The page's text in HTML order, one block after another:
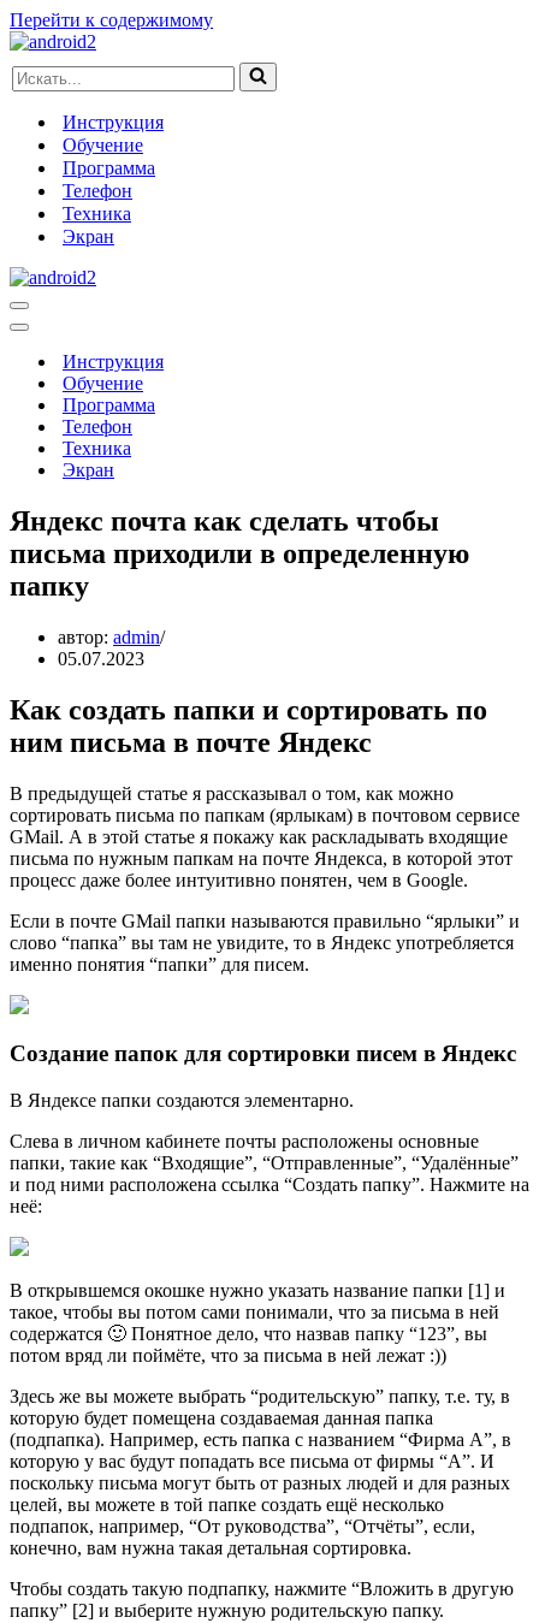
Перейти к содержимому
Искать...
Инструкция
Обучение
Программа
Телефон
Техника
Экран
Меню
навигации
Меню
навигацииИнструкция
Обучение
Программа
Телефон
Техника
Экран
Яндекс почта как сделать чтобы
письма приходили в определенную
папку
автор: admin
05.07.2023
Как создать папки и сортировать по
ним письма в почте Яндекс
В предыдущей статье я рассказывал о том, как можно
сортировать письма по папкам (ярлыкам) в почтовом сервисе
GMail. А в этой статье я покажу как раскладывать входящие
письма по нужным папкам на почте Яндекса, в которой этот
процесс даже более интуитивно понятен, чем в Google.
Если в почте GMail папки называются правильно “ярлыки” и
слово “папка” вы там не увидите, то в Яндекс употребляется
именно понятия “папки” для писем.
Создание папок для сортировки писем в Яндекс
В Яндексе папки создаются элементарно.
Слева в личном кабинете почты расположены основные
папки, такие как “Входящие”, “Отправленные”, “Удалённые”
и под ними расположена ссылка “Создать папку”. Нажмите на
неё:
В открывшемся окошке нужно указать название папки [1] и
такое, чтобы вы потом сами понимали, что за письма в ней
содержатся 🙂 Понятное дело, что назвав папку “123”, вы
потом вряд ли поймёте, что за письма в ней лежат :))
Здесь же вы можете выбрать “родительскую” папку, т.е. ту, в
которую будет помещена создаваемая данная папка
(подпапка). Например, есть папка с названием “Фирма А”, в
которую у вас будут попадать все письма от фирмы “А”. И
поскольку письма могут быть от разных людей и для разных
целей, вы можете в той папке создать ещё несколько
подпапок, например, “От руководства”, “Отчёты”, если,
конечно, вам нужна такая детальная сортировка.
Чтобы создать такую подпапку, нажмите “Вложить в другую
папку” [2] и выберите нужную родительскую папку.